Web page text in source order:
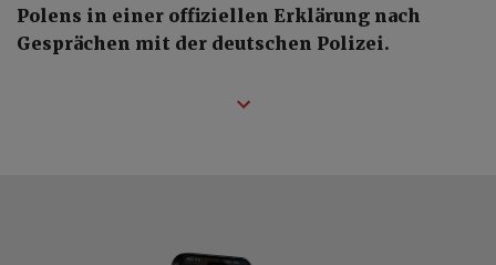
Polens in einer offiziellen Erklärung nach
Gesprächen mit der deutschen Polizei.